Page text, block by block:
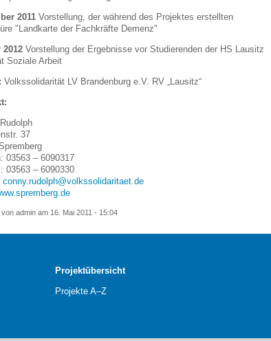
2011 Vorstellung, der während des Projektes erstellten
"Landkarte der Fachkräfte Demenz"
2012 Vorstellung der Ergebnisse vor Studierenden der HS Lausitz
Soziale Arbeit
Volkssolidarität LV Brandenburg e.V. RV „Lausitz“
37
03563 – 6090317
03563 – 6090330
conny.rudolph@volkssolidaritaet.de
admin am 16. Mai 2011 - 15:04
Projektübersicht
Projekte A–Z